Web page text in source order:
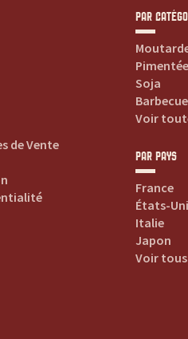
de Vente
PAR
Pimentée
Soja
Barbecue
Voir
PAR PAYS
France
États-
Italie
Japon
Voir